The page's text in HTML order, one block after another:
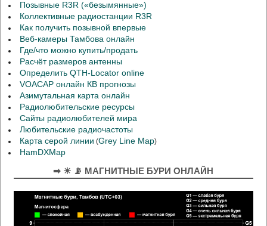
Позывные R3R («безымянные»)
Коллективные радиостанции R3R
Как получить позывной впервые
Веб-камеры Тамбова онлайн
Где/что можно купить/продать
Расчёт размеров антенны
Определить QTH-Locator online
VOACAP онлайн КВ прогнозы
Азимутальная карта онлайн
Радиолюбительские ресурсы
Сайты радиолюбителей мира
Любительские радиочастоты
Карта серой линии (Grey Line Map)
HamDXMap
➡ ☀ 📡 МАГНИТНЫЕ БУРИ ОНЛАЙН